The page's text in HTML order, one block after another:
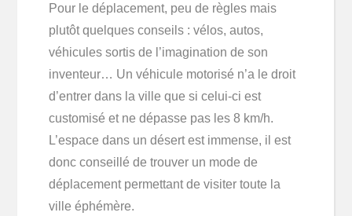
Pour le déplacement, peu de règles mais
plutôt quelques conseils : vélos, autos,
véhicules sortis de l’imagination de son
inventeur… Un véhicule motorisé n’a le droit
d’entrer dans la ville que si celui-ci est
customisé et ne dépasse pas les 8 km/h.
L’espace dans un désert est immense, il est
donc conseillé de trouver un mode de
déplacement permettant de visiter toute la
ville éphémère.